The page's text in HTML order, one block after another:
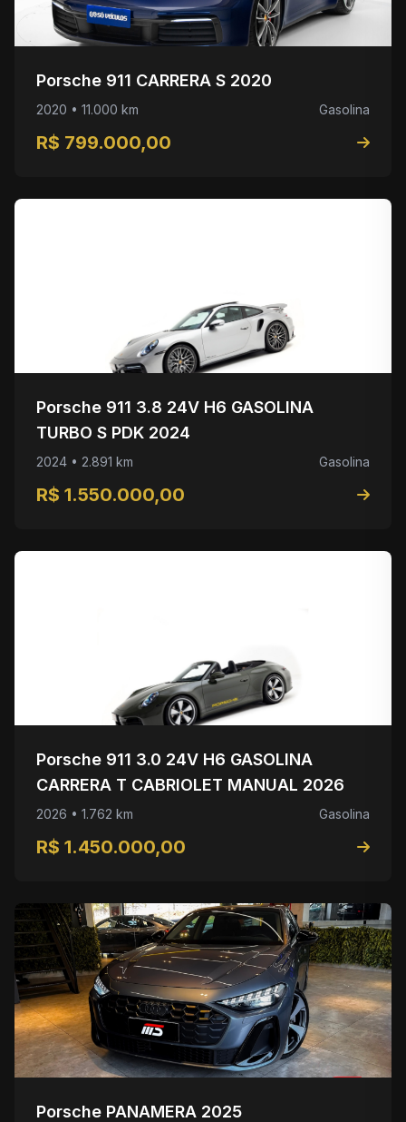
Porsche 911 CARRERA S 2020
2020 • 11.000 km Gasolina
R$ 799.000,00
Porsche 911 3.8 24V H6 GASOLINA
TURBO S PDK 2024
2024 • 2.891 km Gasolina
R$ 1.550.000,00
Porsche 911 3.0 24V H6 GASOLINA
CARRERA T CABRIOLET MANUAL 2026
2026 • 1.762 km Gasolina
R$ 1.450.000,00
Porsche PANAMERA 2025